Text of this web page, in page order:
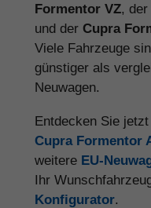
Formentor VZ, der
und der Cupra
Viele Fahrzeuge
günstiger als
Neuwagen.
Entdecken Sie
Cupra Formentor
weitere EU-
Ihr
Konfigurator.